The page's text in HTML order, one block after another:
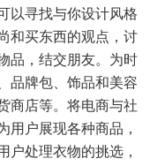
以寻找与你设计风格
和买东西的观点，讨
品，结交朋友。为时
品牌包、饰品和美容
商店等。将电商与社
用户展现各种商品，
户处理衣物的挑选，